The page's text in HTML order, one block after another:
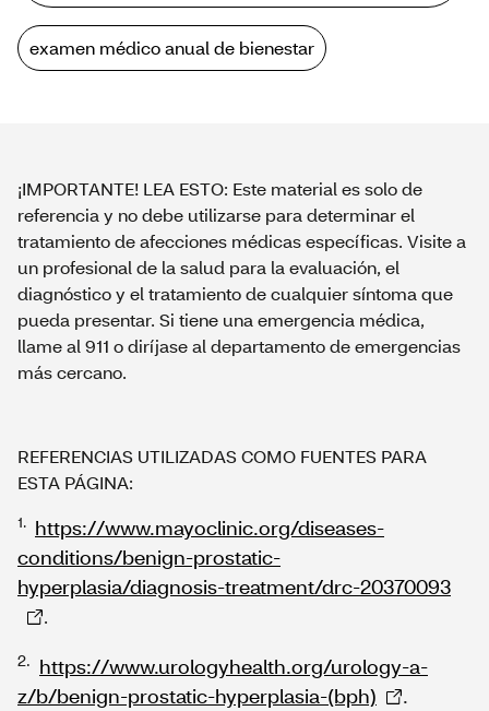
examen médico anual de bienestar
¡IMPORTANTE! LEA ESTO: Este material es solo de
referencia y no debe utilizarse para determinar el
tratamiento de afecciones médicas específicas. Visite a
un profesional de la salud para la evaluación, el
diagnóstico y el tratamiento de cualquier síntoma que
pueda presentar. Si tiene una emergencia médica,
llame al 911 o diríjase al departamento de emergencias
más cercano.
REFERENCIAS UTILIZADAS COMO FUENTES PARA
ESTA PÁGINA:
1. https://www.mayoclinic.org/diseases-
conditions/benign-prostatic-
hyperplasia/diagnosis-treatment/drc-20370093
.
2. https://www.urologyhealth.org/urology-a-
z/b/benign-prostatic-hyperplasia-(bph)
.